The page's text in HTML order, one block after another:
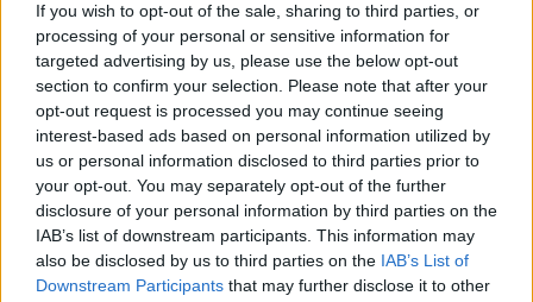
If you wish to opt-out of the sale, sharing to third parties, or
processing of your personal or sensitive information for
targeted advertising by us, please use the below opt-out
section to confirm your selection. Please note that after your
opt-out request is processed you may continue seeing
interest-based ads based on personal information utilized by
us or personal information disclosed to third parties prior to
your opt-out. You may separately opt-out of the further
disclosure of your personal information by third parties on the
IAB’s list of downstream participants. This information may
also be disclosed by us to third parties on the IAB’s List of
Downstream Participants that may further disclose it to other
Till skillnad frånkonkurrenterna i samma klass, som
antingen har bensinmotor eller eldrift, är BYD Dolphin G
DM-i en laddhybrid. Det är en teknik som annars främst
brukar användas i större modeller.